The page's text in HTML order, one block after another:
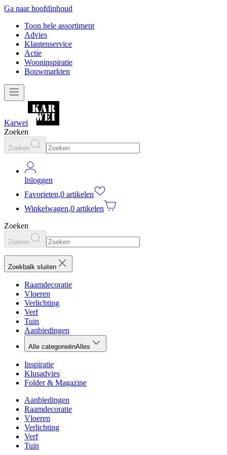
Ga naar hoofdinhoud
Toon hele assortiment
Advies
Klantenservice
Actie
Wooninspiratie
Bouwmarkten
Karwei
Zoeken
Zoeken
Inloggen
Favorieten,0 artikelen
Winkelwagen,0 artikelen
Zoeken
Zoeken
Zoekbalk sluiten
Raamdecoratie
Vloeren
Verlichting
Verf
Tuin
Aanbiedingen
Alle categorieënAlles
Inspiratie
Klusadvies
Folder & Magazine
Aanbiedingen
Raamdecoratie
Vloeren
Verlichting
Verf
Tuin